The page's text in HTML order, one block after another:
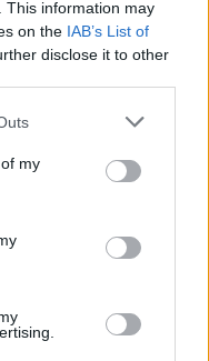
This information may
on the IAB’s List of
disclose it to other
one or more Google
You may click to
third-party tags to
in below Google
my